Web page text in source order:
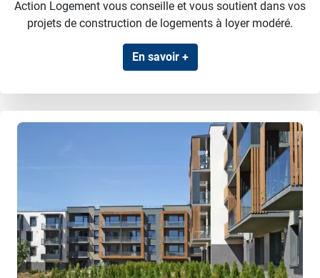
Action Logement vous conseille et vous soutient dans vos
projets de construction de logements à loyer modéré.
En savoir +